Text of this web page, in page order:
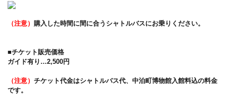
（注意） 購入した時間に間に合うシャトルバスにお乗りください。
■チケット販売価格
ガイド有り…2,500円
（注意） チケット代金はシャトルバス代、中泊町博物館入館料込の料金
です。